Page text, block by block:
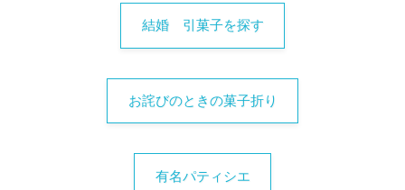
結婚 引菓子を探す
お詫びのときの菓子折り
有名パティシエ